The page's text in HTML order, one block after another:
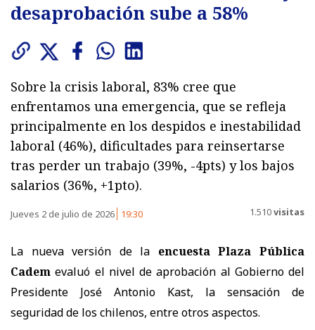
desaprobación sube a 58%
Sobre la crisis laboral, 83% cree que
enfrentamos una emergencia, que se refleja
principalmente en los despidos e inestabilidad
laboral (46%), dificultades para reinsertarse
tras perder un trabajo (39%, -4pts) y los bajos
salarios (36%, +1pto).
Jueves 2 de julio de 2026 19:30 1.510visitas
La nueva versión de la encuesta Plaza Pública
Cadem evaluó el nivel de aprobación al Gobierno del
Presidente José Antonio Kast, la sensación de
seguridad de los chilenos, entre otros aspectos.